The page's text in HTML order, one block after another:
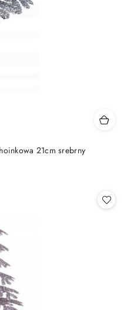
21cm srebrny